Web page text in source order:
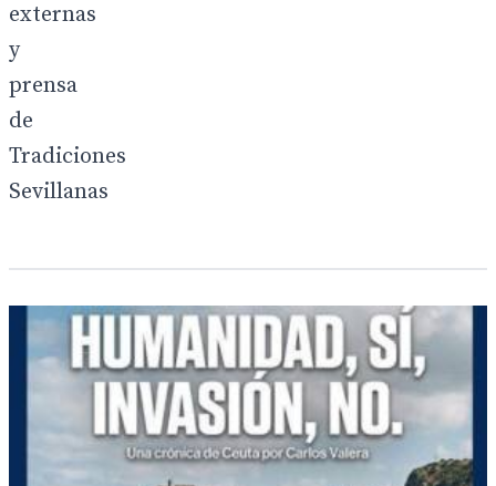
externas
y
prensa
de
Tradiciones
Sevillanas